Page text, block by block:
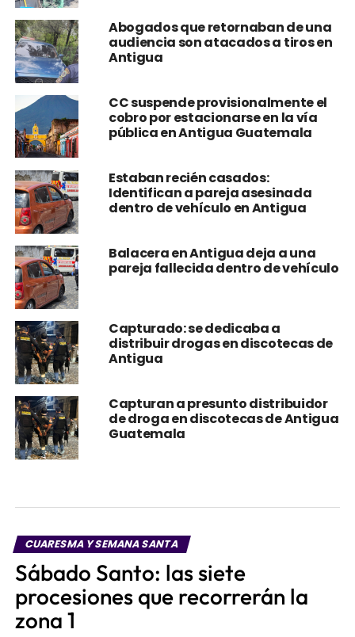
Abogados que retornaban de una
audiencia son atacados a tiros en
Antigua
CC suspende provisionalmente el
cobro por estacionarse en la vía
pública en Antigua Guatemala
Estaban recién casados:
Identifican a pareja asesinada
dentro de vehículo en Antigua
Balacera en Antigua deja a una
pareja fallecida dentro de vehículo
Capturado: se dedicaba a
distribuir drogas en discotecas de
Antigua
Capturan a presunto distribuidor
de droga en discotecas de Antigua
Guatemala
CUARESMA Y SEMANA SANTA
Sábado Santo: las siete
procesiones que recorrerán la
zona 1